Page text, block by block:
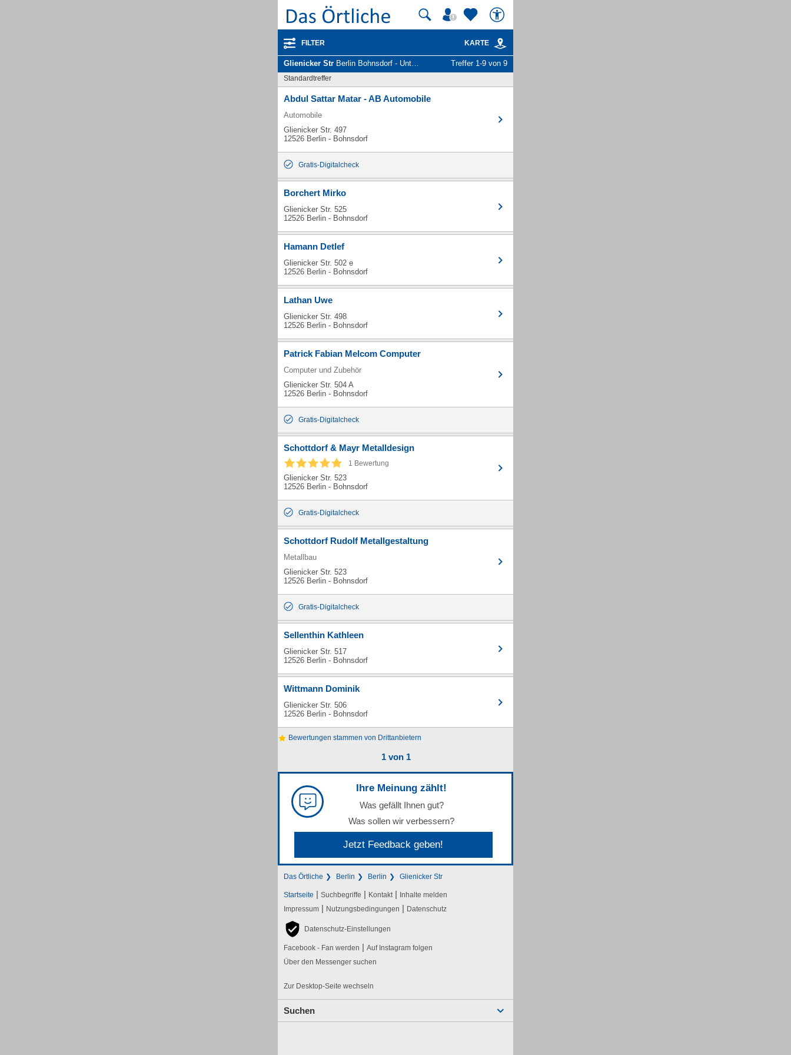
FILTER KARTE
Glienicker Str Berlin Bohnsdorf - Unternehmen und Personen Treffer 1-9 von 9
Standardtreffer
Abdul Sattar Matar - AB Automobile
Automobile
Glienicker Str. 497
12526 Berlin - Bohnsdorf
Gratis-Digitalcheck
Borchert Mirko
Glienicker Str. 525
12526 Berlin - Bohnsdorf
Hamann Detlef
Glienicker Str. 502 e
12526 Berlin - Bohnsdorf
Lathan Uwe
Glienicker Str. 498
12526 Berlin - Bohnsdorf
Patrick Fabian Melcom Computer
Computer und Zubehör
Glienicker Str. 504 A
12526 Berlin - Bohnsdorf
Gratis-Digitalcheck
Schottdorf & Mayr Metalldesign
1 Bewertung
Glienicker Str. 523
12526 Berlin - Bohnsdorf
Gratis-Digitalcheck
Schottdorf Rudolf Metallgestaltung
Metallbau
Glienicker Str. 523
12526 Berlin - Bohnsdorf
Gratis-Digitalcheck
Sellenthin Kathleen
Glienicker Str. 517
12526 Berlin - Bohnsdorf
Wittmann Dominik
Glienicker Str. 506
12526 Berlin - Bohnsdorf
Bewertungen stammen von Drittanbietern
1 von 1
Ihre Meinung zählt!
Was gefällt Ihnen gut?
Was sollen wir verbessern?
Jetzt Feedback geben!
Das Örtliche Berlin Berlin Glienicker Str
Startseite | Suchbegriffe | Kontakt | Inhalte melden
Impressum | Nutzungsbedingungen | Datenschutz
Datenschutz-Einstellungen
Facebook - Fan werden | Auf Instagram folgen
Über den Messenger suchen
Zur Desktop-Seite wechseln
Suchen